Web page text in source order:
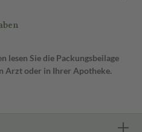
lesen Sie die Packungsbeilage
Arzt oder in Ihrer Apotheke.